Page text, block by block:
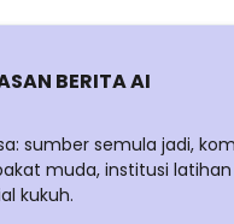
BERITA AI
sumber semula jadi,
muda, institusi
kukuh.